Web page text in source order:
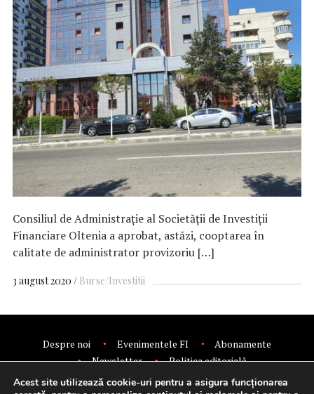
Consiliul de Administrație al Societății de Investiții
Financiare Oltenia a aprobat, astăzi, cooptarea în
calitate de administrator provizoriu […]
3 august 2020 Burse/Investitii
Despre noi Evenimentele FI
Abonamente
Newsletter
Politica editorială
Politica de confidentialitate
Contact
Publicitate
Acest site utilizează cookie-uri pentru a asigura funcționarea